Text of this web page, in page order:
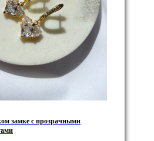
замке с прозрачными